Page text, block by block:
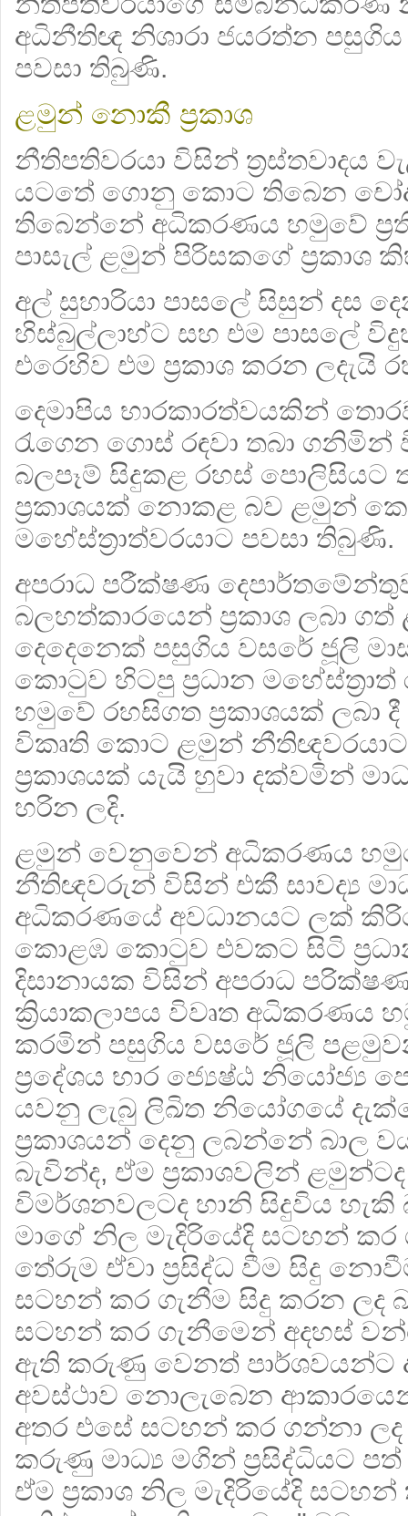
අධිනීතිඥ නිශාරා ජයරත්න පසුගිය
පවසා තිබුණි.
ළමුන් නොකී ප්‍රකාශ
නීතිපතිවරයා විසින් ත්‍රස්තවාදය
යටතේ ගොනු කොට තිබෙන
තිබෙන්නේ අධිකරණය හමුවේ
පාසැල් ළමුන් පිරිසකගේ ප්‍රකාශ
අල් සුහාරියා පාසලේ සිසුන් දස
හිස්බුල්ලාහ්ට සහ එම පාසලේ
එරෙහිව එම ප්‍රකාශ කරන ලදැයි
දෙමාපිය භාරකාරත්වයකින්
රැගෙන ගොස් රඳවා තබා
බලපෑම් සිදුකළ රහස් පොලිසියට
ප්‍රකාශයක් නොකළ බව ළමුන්
මහේස්ත්‍රාත්වරයාට පවසා තිබුණි.
අපරාධ පරීක්ෂණ
බලහත්කාරයෙන් ප්‍රකාශ ලබා
දෙදෙනෙක් පසුගිය වසරේ ජූලි
කොටුව හිටපු ප්‍රධාන මහේස්ත්‍රාත්
හමුවේ රහසිගත ප්‍රකාශයක් ලබා
විකෘති කොට ළමුන් නීතිඥවරයාට
ප්‍රකාශයක් යැයි හුවා දක්වමින්
හරින ලදි.
ළමුන් වෙනුවෙන් අධිකරණය
නීතිඥවරුන් විසින් එකී සාවද්‍ය
අධිකරණයේ අවධානයට ලක්
කොළඹ කොටුව එවකට සිටි
දිසානායක විසින් අපරාධ
ක්‍රියාකලාපය විවෘත අධිකරණය
කරමින් පසුගිය වසරේ ජූලි
ප්‍රදේශය භාර ජ්‍යෙෂ්ඨ නියෝජ්‍ය
යවනු ලැබු ලිඛිත නියෝගයේ
ප්‍රකාශයන් දෙනු ලබන්නේ බාල
බැවින්ද, ඒම ප්‍රකාශවලින්
විමර්ශනවලටද හානි සිදුවිය හැකි
මාගේ නිල මැදිරියේදි සටහන් කර
තේරුම ඒවා ප්‍රසිද්ධ වීම සිදු
සටහන් කර ගැනීම සිදු කරන ලද
සටහන් කර ගැනීමෙන් අදහස්
ඇති කරුණු වෙනත් පාර්ශවයන්ට
අවස්ථාව නොලැබෙන
අතර එසේ සටහන් කර ගන්නා ලද
කරුණු මාධ්‍ය මගින් ප්‍රසිද්ධියට
ඒම ප්‍රකාශ නිල මැදිරියේදි